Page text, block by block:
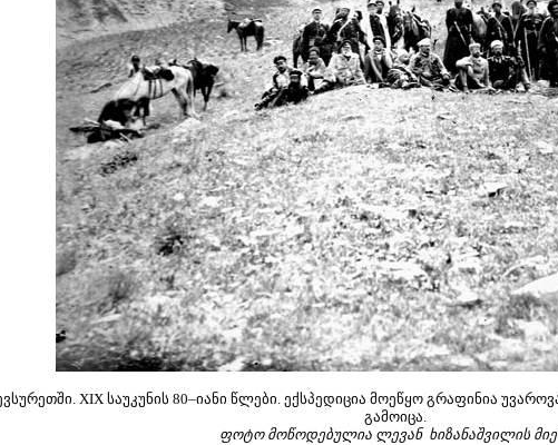
XIX საუკუნის 80–იანი წლები. ექსპედიცია მოეწყო გრაფინია
გამოიცა.
ფოტო მოწოდებულია ლევან ხიზანაშვილის